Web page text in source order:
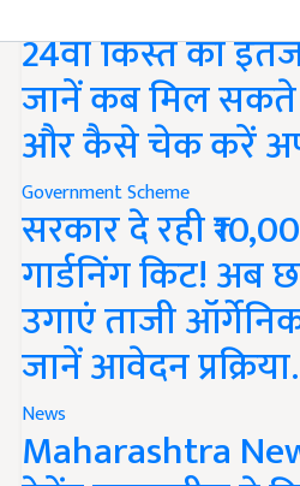
24वीं किस्त का
जानें कब मिल सकते
और कैसे चेक करें
Government Scheme
सरकार दे रही
गार्डनिंग किट! अब
उगाएं ताजी
जानें आवेदन
News
Maharashtra